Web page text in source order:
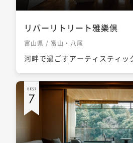
リバーリトリート雅樂倶
富山県 / 富山・八尾
河畔で過ごすアーティスティッ